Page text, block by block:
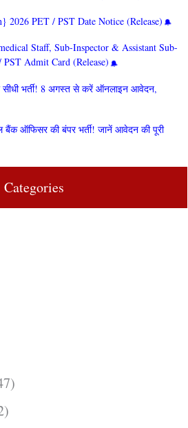
2026 PET / PST Date Notice (Release)
Staff, Sub-Inspector & Assistant Sub-
Admit Card (Release)
भर्ती! 8 अगस्त से करें ऑनलाइन आवेदन,
ऑफिसर की बंपर भर्ती! जानें आवेदन की पूरी
Categories